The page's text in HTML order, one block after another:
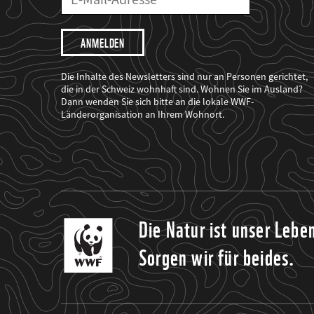
Mail
Adresse
Ich
möchte,
dass
der
WWF
mich
über
seine
Projekte
informiert.
Die Inhalte des Newsletters sind nur an Personen gerichtet,
die in der Schweiz wohnhaft sind. Wohnen Sie im Ausland?
Dann wenden Sie sich bitte an die lokale WWF-
Länderorganisation an Ihrem Wohnort.
Die Natur ist unser
Sorgen wir für beides.